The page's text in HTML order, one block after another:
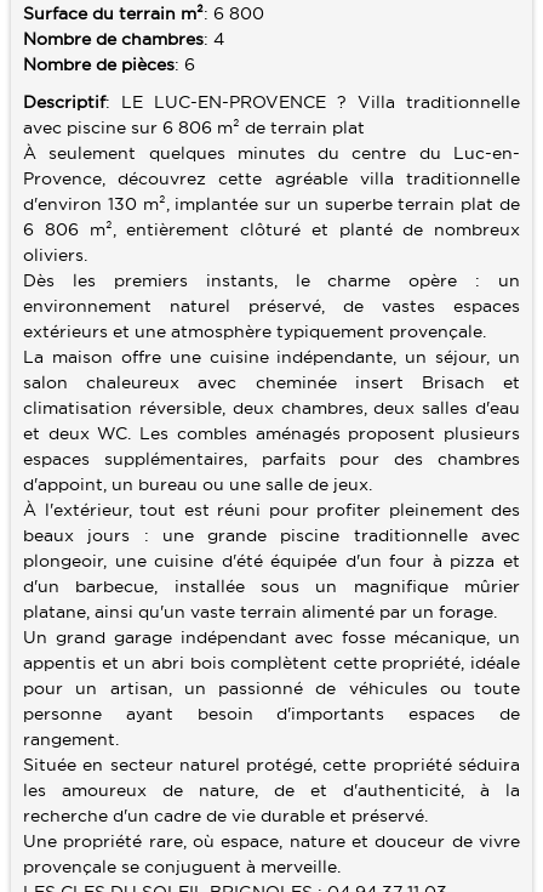
GARAGES
RECHERCHER
ALERTE E-MAIL
VENDRE UN BIEN
ESTIMATION
CALCULETTE
CONTACT
Surface du terrain m²: 6 800
Nombre de chambres: 4
Nombre de pièces: 6
Descriptif: LE LUC-EN-PROVENCE ? Villa traditionnelle
avec piscine sur 6 806 m² de terrain plat
À seulement quelques minutes du centre du Luc-en-
Provence, découvrez cette agréable villa traditionnelle
d'environ 130 m², implantée sur un superbe terrain plat de
6 806 m², entièrement clôturé et planté de nombreux
oliviers.
Dès les premiers instants, le charme opère : un
environnement naturel préservé, de vastes espaces
extérieurs et une atmosphère typiquement provençale.
La maison offre une cuisine indépendante, un séjour, un
salon chaleureux avec cheminée insert Brisach et
climatisation réversible, deux chambres, deux salles d'eau
et deux WC. Les combles aménagés proposent plusieurs
espaces supplémentaires, parfaits pour des chambres
d'appoint, un bureau ou une salle de jeux.
À l'extérieur, tout est réuni pour profiter pleinement des
beaux jours : une grande piscine traditionnelle avec
plongeoir, une cuisine d'été équipée d'un four à pizza et
d'un barbecue, installée sous un magnifique mûrier
platane, ainsi qu'un vaste terrain alimenté par un forage.
Un grand garage indépendant avec fosse mécanique, un
appentis et un abri bois complètent cette propriété, idéale
pour un artisan, un passionné de véhicules ou toute
personne ayant besoin d'importants espaces de
rangement.
Située en secteur naturel protégé, cette propriété séduira
les amoureux de nature, de et d'authenticité, à la
recherche d'un cadre de vie durable et préservé.
Une propriété rare, où espace, nature et douceur de vivre
provençale se conjuguent à merveille.